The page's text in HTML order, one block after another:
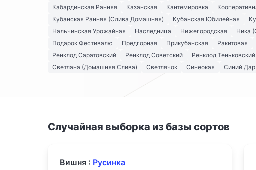
Кабардинская Ранняя
Казанская Кантемировка
Кубанская Ранняя (Слива Домашняя)
Кубанская Юбилейная
Нальчинская Урожайная
Наследница Нижегородская Ника
Подарок Фестивалю
Предгорная Прикубанская Ракитовая
Ренклод Саратовский
Ренклод Советский Ренклод Теньковский
Светлана (Домашняя Слива)
Светлячок Синеокая Синий Дар
Случайная выборка из базы сортов
Вишня : Русинка